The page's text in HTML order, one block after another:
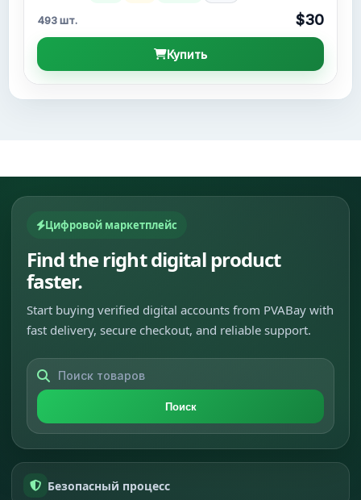
493 шт. $30
Купить
Цифровой маркетплейс
Find the right digital product
faster.
Start buying verified digital accounts from PVABay with
fast delivery, secure checkout, and reliable support.
Поиск
Безопасный процесс